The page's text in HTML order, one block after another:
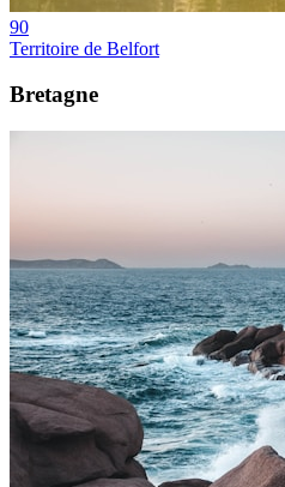
90
Territoire de Belfort
Bretagne